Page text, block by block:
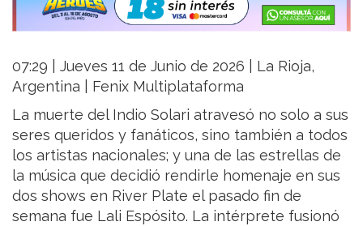
07:29 | Jueves 11 de Junio de 2026 | La Rioja,
Argentina | Fenix Multiplataforma
La muerte del Indio Solari atravesó no solo a sus
seres queridos y fanáticos, sino también a todos
los artistas nacionales; y una de las estrellas de
la música que decidió rendirle homenaje en sus
dos shows en River Plate el pasado fin de
semana fue Lali Espósito. La intérprete fusionó